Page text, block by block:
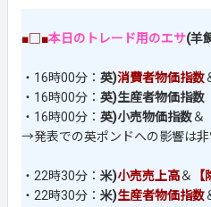
■□■本日のトレード用のエサ(羊
・16時00分： 英)消費者物価指数
・16時00分： 英)生産者物価指数
・16時00分： 英)小売物価指数＆
→発表での英ポンドへの影響は
・22時30分： 米)小売売上高＆
・22時30分： 米)生産者物価指数